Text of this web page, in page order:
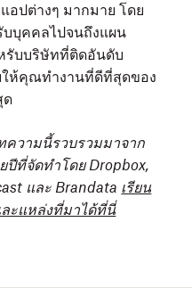
อปต่างๆ มากมาย โดย
บบุคคลไปจนถึงแผน
รับบริษัทที่ติดอันดับ
ให้คุณทำงานที่ดีที่สุดของ
ด
ความนี้รวบรวมมาจาก
ปีที่จัดทำโดย Dropbox,
และ Brandata เรียน
ละแหล่งที่มาได้ที่นี่